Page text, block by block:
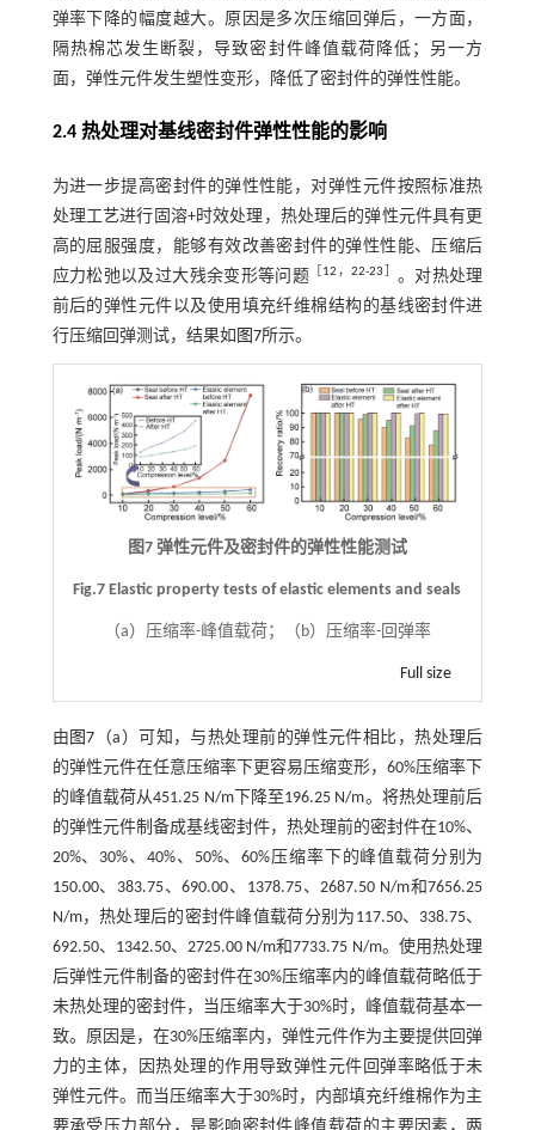
弹率下降的幅度越大。原因是多次压缩回弹后，一方面，
隔热棉芯发生断裂，导致密封件峰值载荷降低；另一方
面，弹性元件发生塑性变形，降低了密封件的弹性性能。
2.4 热处理对基线密封件弹性性能的影响
为进一步提高密封件的弹性性能，对弹性元件按照标准热
处理工艺进行固溶+时效处理，热处理后的弹性元件具有更
高的屈服强度，能够有效改善密封件的弹性性能、压缩后
应力松弛以及过大残余变形等问题
12 ，22-23
。对热处理
前后的弹性元件以及使用填充纤维棉结构的基线密封件进
行压缩回弹测试，结果如 图7所示。
图7 弹性元件及密封件的弹性性能测试
Fig.7 Elastic property tests of elastic elements and seals
（a）压缩率-峰值载荷；（b）压缩率-回弹率
Full size
由 图7 （a）可知，与热处理前的弹性元件相比，热处理后
的弹性元件在任意压缩率下更容易压缩变形，60%压缩率下
的峰值载荷从451.25 N/m下降至196.25 N/m。将热处理前后
的弹性元件制备成基线密封件，热处理前的密封件在10%、
20%、30%、40%、50%、60%压缩率下的峰值载荷分别为
150.00、383.75、690.00、1378.75、2687.50 N/m和7656.25
N/m，热处理后的密封件峰值载荷分别为117.50、338.75、
692.50、1342.50、2725.00 N/m和7733.75 N/m。使用热处理
后弹性元件制备的密封件在30%压缩率内的峰值载荷略低于
未热处理的密封件，当压缩率大于30%时，峰值载荷基本一
致。原因是，在30%压缩率内，弹性元件作为主要提供回弹
力的主体，因热处理的作用导致弹性元件回弹率略低于未
弹性元件。而当压缩率大于30%时，内部填充纤维棉作为主